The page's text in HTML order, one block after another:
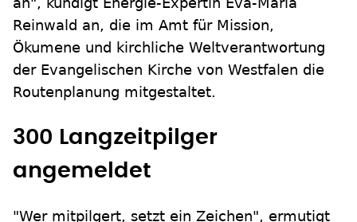
Reinwald an, die im Amt für Mission,
Ökumene und kirchliche Weltverantwortung
der Evangelischen Kirche von Westfalen die
Routenplanung mitgestaltet.
300 Langzeitpilger
angemeldet
"Wer mitpilgert, setzt ein Zeichen", ermutigt